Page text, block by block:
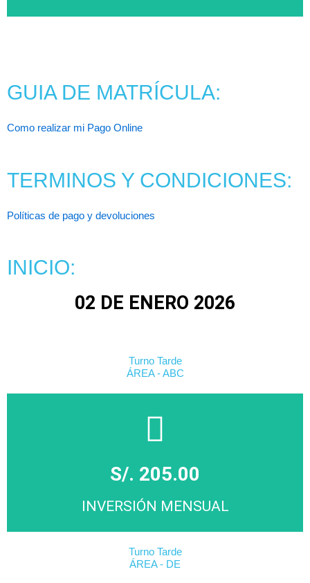
Click Aqui
GUIA DE MATRÍCULA:
Como realizar mi Pago Online
TERMINOS Y CONDICIONES:
Políticas de pago y devoluciones
INICIO:
02 DE ENERO 2026
Turno Tarde
ÁREA - ABC
S/. 205.00
INVERSIÓN MENSUAL
Turno Tarde
ÁREA - DE